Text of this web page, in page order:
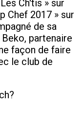
Ch'tis » sur
Chef 2017 » sur
de sa
partenaire
façon de faire
le club de